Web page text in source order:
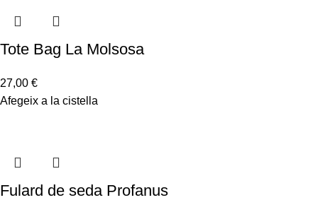
Tote Bag La Molsosa
27,00 €
Afegeix a la cistella
Fulard de seda Profanus